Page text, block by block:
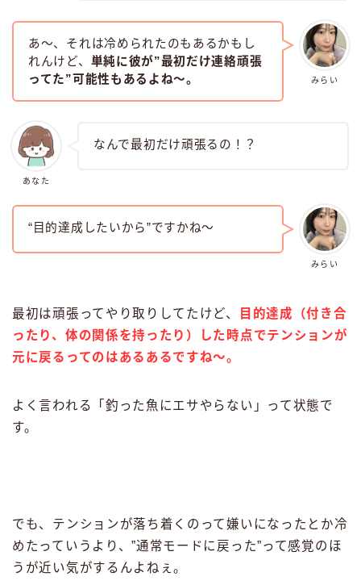
みらい
あ〜、それは冷められたのもあるかもし
れんけど、 単純に彼が”最初だけ連絡頑張
ってた”可能性もあるよね〜。
あなた
なんで最初だけ頑張るの！？
みらい
“目的達成したいから”ですかね〜
最初は頑張ってやり取りしてたけど、
目的達成（付き合
ったり、体の関係を持ったり）した時点でテンションが
元に戻るってのはあるあるですね〜。
よく言われる「釣った魚にエサやらない」って状態で
す。
でも、テンションが落ち着くのって嫌いになったとか冷
めたっていうより、”通常モードに戻った”って感覚のほ
うが近い気がするんよねぇ。